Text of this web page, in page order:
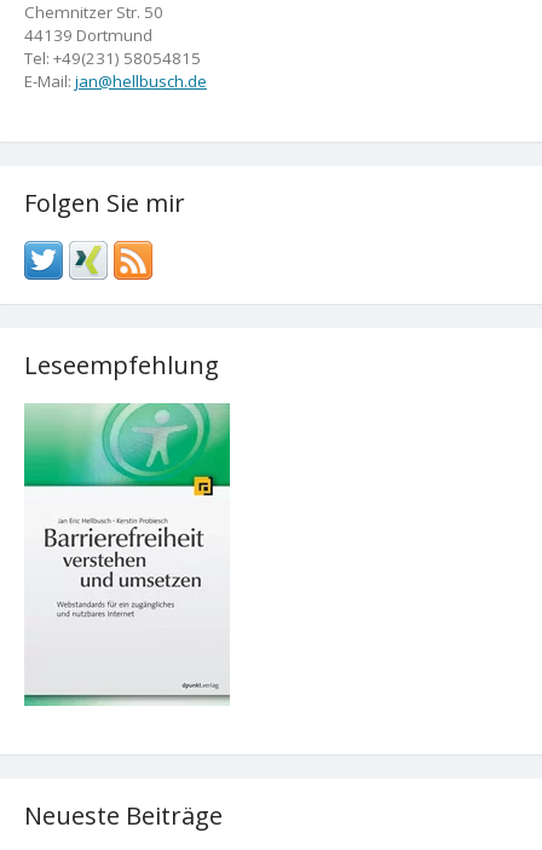
Chemnitzer Str. 50
44139 Dortmund
Tel: +49(231) 58054815
E-Mail: jan@hellbusch.de
Folgen Sie mir
Leseempfehlung
Neueste Beiträge